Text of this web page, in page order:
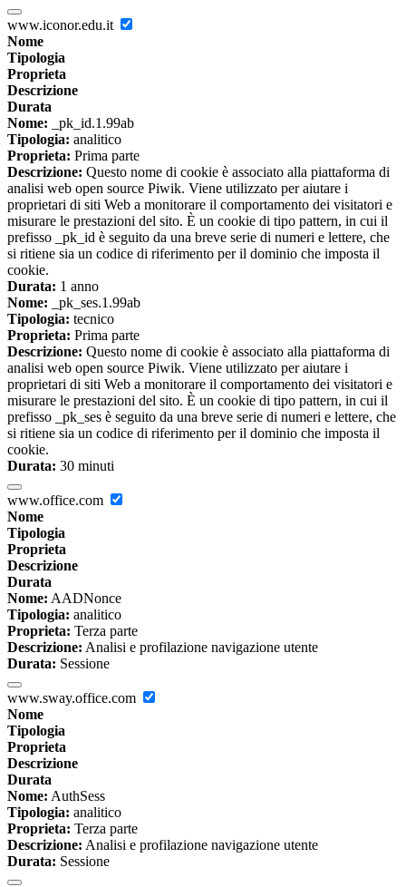
www.iconor.edu.it
Nome
Tipologia
Proprieta
Descrizione
Durata
Nome: _pk_id.1.99ab
Tipologia: analitico
Proprieta: Prima parte
Descrizione: Questo nome di cookie è associato alla piattaforma di
analisi web open source Piwik. Viene utilizzato per aiutare i
proprietari di siti Web a monitorare il comportamento dei visitatori e
misurare le prestazioni del sito. È un cookie di tipo pattern, in cui il
prefisso _pk_id è seguito da una breve serie di numeri e lettere, che
si ritiene sia un codice di riferimento per il dominio che imposta il
cookie.
Durata: 1 anno
Nome: _pk_ses.1.99ab
Tipologia: tecnico
Proprieta: Prima parte
Descrizione: Questo nome di cookie è associato alla piattaforma di
analisi web open source Piwik. Viene utilizzato per aiutare i
proprietari di siti Web a monitorare il comportamento dei visitatori e
misurare le prestazioni del sito. È un cookie di tipo pattern, in cui il
prefisso _pk_ses è seguito da una breve serie di numeri e lettere, che
si ritiene sia un codice di riferimento per il dominio che imposta il
cookie.
Durata: 30 minuti
www.office.com
Nome
Tipologia
Proprieta
Descrizione
Durata
Nome: AADNonce
Tipologia: analitico
Proprieta: Terza parte
Descrizione: Analisi e profilazione navigazione utente
Durata: Sessione
www.sway.office.com
Nome
Tipologia
Proprieta
Descrizione
Durata
Nome: AuthSess
Tipologia: analitico
Proprieta: Terza parte
Descrizione: Analisi e profilazione navigazione utente
Durata: Sessione